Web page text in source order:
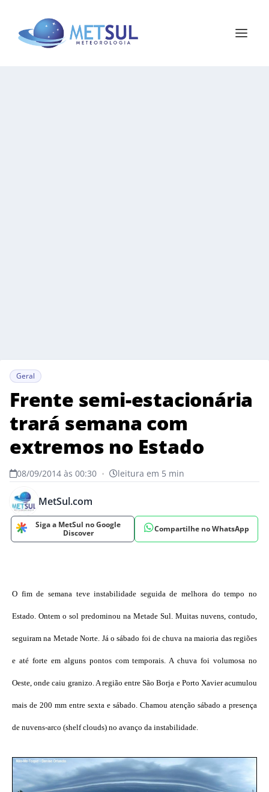
Geral
Frente semi-estacionária
trará semana com
extremos no Estado
08/09/2014 às 00:30 • leitura em 5 min
MetSul.com
Siga a MetSul no Google
Discover
Compartilhe no WhatsApp
O fim de semana teve instabilidade seguida de melhora do tempo no
Estado. Ontem o sol predominou na Metade Sul. Muitas nuvens, contudo,
seguiram na Metade Norte. Já o sábado foi de chuva na maioria das regiões
e até forte em alguns pontos com temporais. A chuva foi volumosa no
Oeste, onde caiu granizo. A região entre São Borja e Porto Xavier acumulou
mais de 200 mm entre sexta e sábado. Chamou atenção sábado a presença
de nuvens-arco (shelf clouds) no avanço da instabilidade.